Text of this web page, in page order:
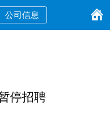
公司信息
停招聘